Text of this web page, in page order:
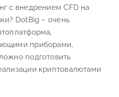
с внедрением CFD на
DotBig – очень
приборами,
подготовить
криптовалютами